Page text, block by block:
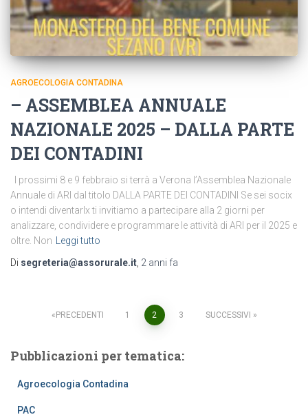
AGROECOLOGIA CONTADINA
– ASSEMBLEA ANNUALE
NAZIONALE 2025 – DALLA PARTE
DEI CONTADINI
I prossimi 8 e 9 febbraio si terrà a Verona l’Assemblea Nazionale
Annuale di ARI dal titolo DALLA PARTE DEI CONTADINI Se sei socix
o intendi diventarlx ti invitiamo a partecipare alla 2 giorni per
analizzare, condividere e programmare le attività di ARI per il 2025 e
oltre. Non Leggi tutto
Di segreteria@assorurale.it, 2 anni fa
Paginazione
degli
articoli
PRECEDENTI 1 2 3 SUCCESSIVI
Pubblicazioni per tematica:
Agroecologia Contadina
PAC